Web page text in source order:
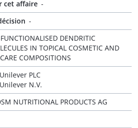
cet affaire -
-
DENDRITIC
IN TOPICAL COSMETIC AND
COMPOSITIONS
Unilever PLC
Unilever N.V.
NUTRITIONAL PRODUCTS AG